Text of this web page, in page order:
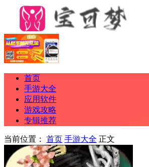
首页
手游大全
应用软件
游戏攻略
专辑推荐
当前位置： 首页 手游大全 正文